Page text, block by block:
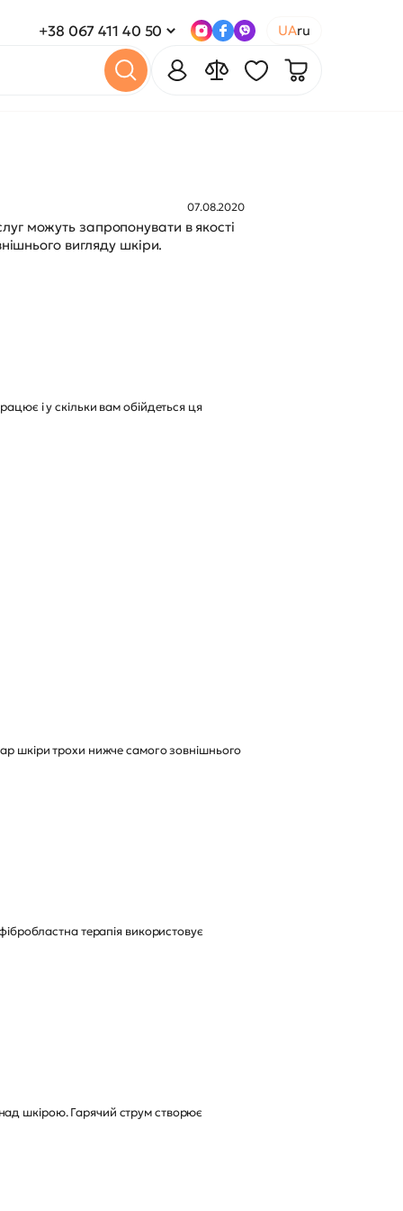
+38 067 411 40 50 UAru
07.08.2020
можуть запропонувати в якості
вигляду шкіри.
і у скільки вам обійдеться ця
шкіри трохи нижче самого зовнішнього
терапія використовує
шкірою. Гарячий струм створює